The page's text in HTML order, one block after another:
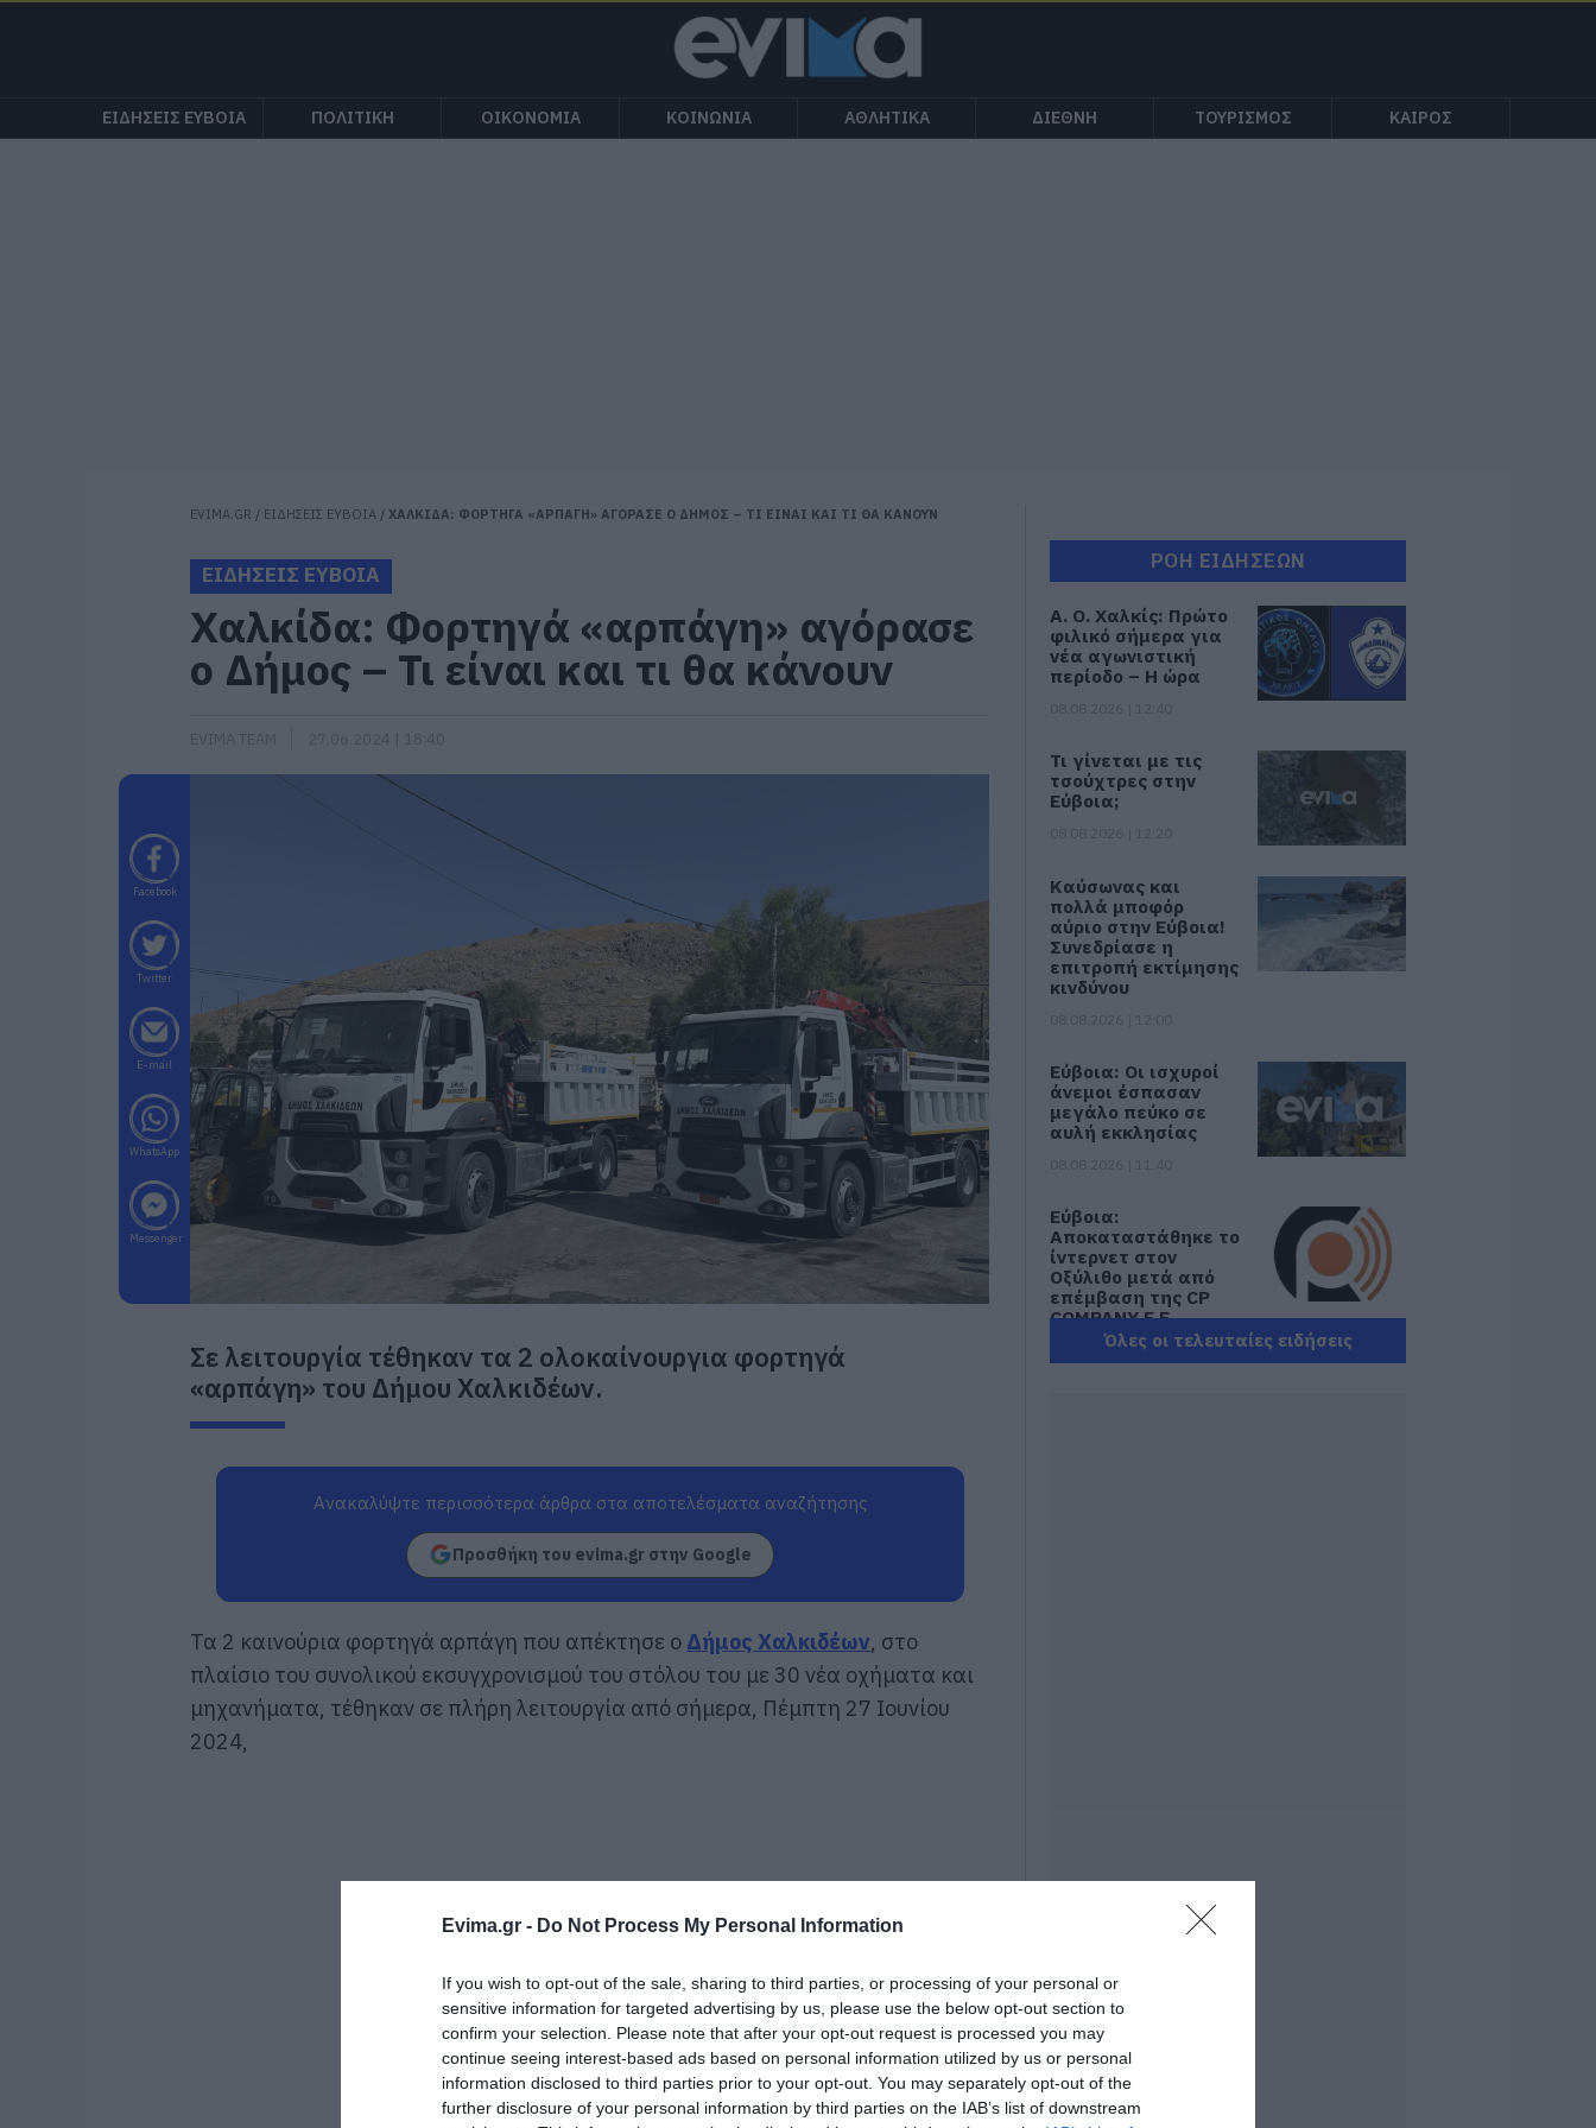
Evima.gr - Do Not Process My Personal Information
If you wish to opt-out of the sale, sharing to third parties, or processing of your personal or
sensitive information for targeted advertising by us, please use the below opt-out section to
confirm your selection. Please note that after your opt-out request is processed you may
continue seeing interest-based ads based on personal information utilized by us or personal
information disclosed to third parties prior to your opt-out. You may separately opt-out of the
further disclosure of your personal information by third parties on the IAB’s list of downstream
ΕΙΔΗΣΕΙΣ ΕΥΒΟΙΑ ΠΟΛΙΤΙΚΗ ΟΙΚΟΝΟΜΙΑ ΚΟΙΝΩΝΙΑ ΑΘΛΗΤΙΚΑ ΔΙΕΘΝΗ ΤΟΥΡΙΣΜΟΣ ΚΑΙΡΟΣ
EVIMA.GR / ΕΙΔΗΣΕΙΣ ΕΥΒΟΙΑ / ΧΑΛΚΙΔΑ: ΦΟΡΤΗΓΑ «ΑΡΠΑΓΗ» ΑΓΟΡΑΣΕ Ο ΔΗΜΟΣ – ΤΙ ΕΙΝΑΙ ΚΑΙ ΤΙ ΘΑ ΚΑΝΟΥΝ
ΕΙΔΗΣΕΙΣ ΕΥΒΟΙΑ
Χαλκίδα: Φορτηγά «αρπάγη» αγόρασε
ο Δήμος – Τι είναι και τι θα κάνουν
Facebook
Twitter
E-mail
WhatsApp
Messenger
Σε λειτουργία τέθηκαν τα 2 ολοκαίνουργια φορτηγά
«αρπάγη» του Δήμου Χαλκιδέων.
Ανακαλύψτε περισσότερα άρθρα στα αποτελέσματα αναζήτησης
Προσθήκη του evima.gr στην Google
Τα 2 καινούρια φορτηγά αρπάγη που απέκτησε ο Δήμος Χαλκιδέων, στο
πλαίσιο του συνολικού εκσυγχρονισμού του στόλου του με 30 νέα οχήματα και
μηχανήματα, τέθηκαν σε πλήρη λειτουργία από σήμερα, Πέμπτη 27 Ιουνίου
2024,
ΡΟΗ ΕΙΔΗΣΕΩΝ
Α. Ο. Χαλκίς: Πρώτο
φιλικό σήμερα για
νέα αγωνιστική
περίοδο – Η ώρα
Τι γίνεται με τις
τσούχτρες στην
Εύβοια;
Καύσωνας και
πολλά μποφόρ
αύριο στην Εύβοια!
Συνεδρίασε η
επιτροπή εκτίμησης
κινδύνου
Εύβοια: Οι ισχυροί
άνεμοι έσπασαν
μεγάλο πεύκο σε
αυλή εκκλησίας
Εύβοια:
Αποκαταστάθηκε το
ίντερνετ στον
Οξύλιθο μετά από
επέμβαση της CP
COMPANY Ε.Ε.
08.08.2026 | 11:20
Εύβοια: Διακοπή
ρεύματος αύριο
Πίνακας
08.08.2026 | 09:40
Άρχισε τις διακοπές
ο Μητσοτάκης:
Φαγητό και κρασί
σε γνωστό στέκι
Όλες οι τελευταίες ειδήσεις